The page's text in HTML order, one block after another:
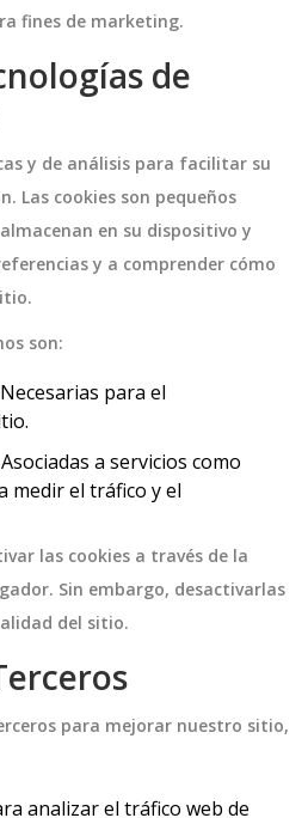
fines de marketing.
de
y de análisis para facilitar su
Las cookies son pequeños
en su dispositivo y
y a comprender cómo
son:
Necesarias para el
Asociadas a servicios como
medir el tráfico y el
las cookies a través de la
Sin embargo, desactivarlas
del sitio.
para mejorar nuestro sitio,
analizar el tráfico web de